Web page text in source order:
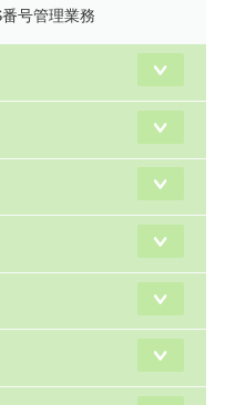
号管理業務